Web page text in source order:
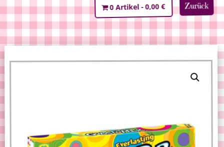
Zurück
0 Artikel 0,00 €